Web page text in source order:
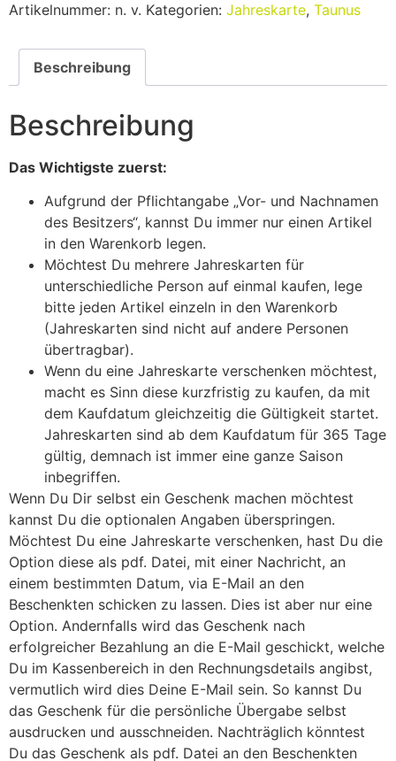
Artikelnummer: n. v. Kategorien: Jahreskarte, Taunus
Beschreibung
Beschreibung
Das Wichtigste zuerst:
Aufgrund der Pflichtangabe „Vor- und Nachnamen
des Besitzers“, kannst Du immer nur einen Artikel
in den Warenkorb legen.
Möchtest Du mehrere Jahreskarten für
unterschiedliche Person auf einmal kaufen, lege
bitte jeden Artikel einzeln in den Warenkorb
(Jahreskarten sind nicht auf andere Personen
übertragbar).
Wenn du eine Jahreskarte verschenken möchtest,
macht es Sinn diese kurzfristig zu kaufen, da mit
dem Kaufdatum gleichzeitig die Gültigkeit startet.
Jahreskarten sind ab dem Kaufdatum für 365 Tage
gültig, demnach ist immer eine ganze Saison
inbegriffen.
Wenn Du Dir selbst ein Geschenk machen möchtest
kannst Du die optionalen Angaben überspringen.
Möchtest Du eine Jahreskarte verschenken, hast Du die
Option diese als pdf. Datei, mit einer Nachricht, an
einem bestimmten Datum, via E-Mail an den
Beschenkten schicken zu lassen. Dies ist aber nur eine
Option. Andernfalls wird das Geschenk nach
erfolgreicher Bezahlung an die E-Mail geschickt, welche
Du im Kassenbereich in den Rechnungsdetails angibst,
vermutlich wird dies Deine E-Mail sein. So kannst Du
das Geschenk für die persönliche Übergabe selbst
ausdrucken und ausschneiden. Nachträglich könntest
Du das Geschenk als pdf. Datei an den Beschenkten